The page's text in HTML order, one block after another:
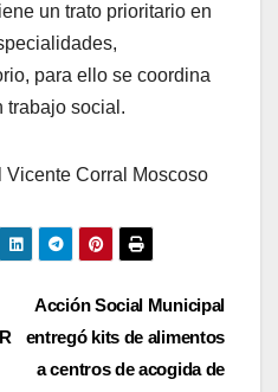
un trato prioritario en
para ello se coordina
trabajo social.
Corral Moscoso
Acción Social Municipal
entregó kits de alimentos
a centros de acogida de